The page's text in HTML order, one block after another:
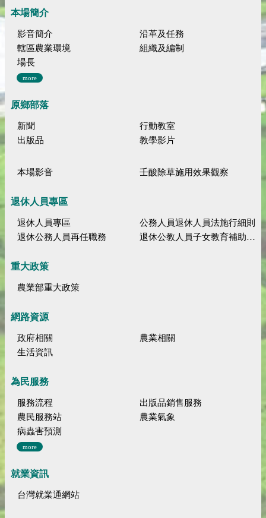
本場簡介
影音簡介
沿革及任務
轄區農業環境
組織及編制
場長
more
原鄉部落
新聞
行動教室
出版品
教學影片
本場影音 壬酸除草施用效果觀察
退休人員專區
退休人員專區
公務人員退休人員法施行細則
退休公務人員再任職務
退休公教人員子女教育補助規定
重大政策
農業部重大政策
網路資源
政府相關
農業相關
生活資訊
為民服務
服務流程
出版品銷售服務
農民服務站
農業氣象
病蟲害預測
more
就業資訊
台灣就業通網站